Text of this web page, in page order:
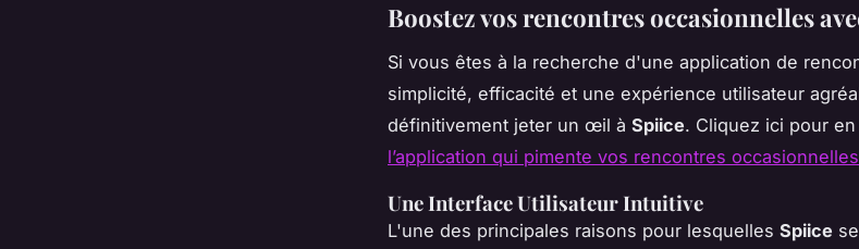
Boostez vos rencontres occasionnelles
Si vous êtes à la recherche d'une application de
simplicité, efficacité et une expérience utilisateur
définitivement jeter un œil à Spiice. Cliquez ici pour
l’application qui pimente vos rencontres occasionnelles
Une Interface Utilisateur Intuitive
L'une des principales raisons pour lesquelles Spiice